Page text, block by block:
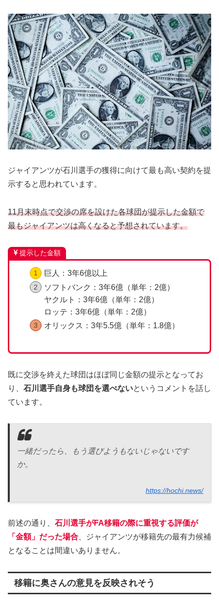
ジャイアンツが石川選手の獲得に向けて最も高い契約を提
示すると思われています。
11月末時点で交渉の席を設けた各球団が提示した金額で
最もジャイアンツは高くなると予想されています。
提示した金額
巨人：3年6億以上
ソフトバンク：3年6億（単年：2億）
ヤクルト：3年6億（単年：2億）
ロッテ：3年6億（単年：2億）
オリックス：3年5.5億（単年：1.8億）
既に交渉を終えた球団はほぼ同じ金額の提示となってお
り、 石川選手自身も球団を選べないというコメントを話し
ています。
一緒だったら、もう選びようもないじゃないです
か。
https://hochi.news/
前述の通り、 石川選手がFA移籍の際に重視する評価が
「金額」だった場合 、ジャイアンツが移籍先の最有力候補
となることは間違いありません。
移籍に奥さんの意見を反映されそう